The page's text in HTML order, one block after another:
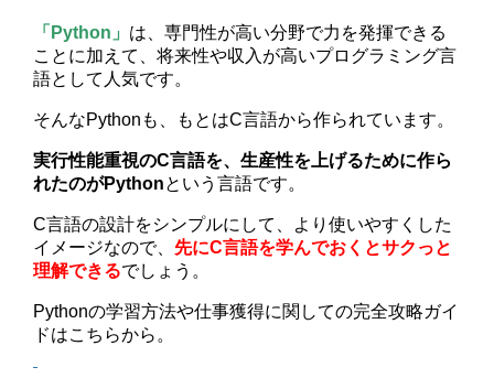
「Python」 は、専門性が高い分野で力を発揮できる
ことに加えて、将来性や収入が高いプログラミング言
語として人気です。
そんなPythonも、もとはC言語から作られています。
実行性能重視のC言語を、生産性を上げるために作ら
れたのがPythonという言語です。
C言語の設計をシンプルにして、より使いやすくした
イメージなので、先にC言語を学んでおくとサクっと
理解できるでしょう。
Pythonの学習方法や仕事獲得に関しての完全攻略ガイ
ドはこちらから。